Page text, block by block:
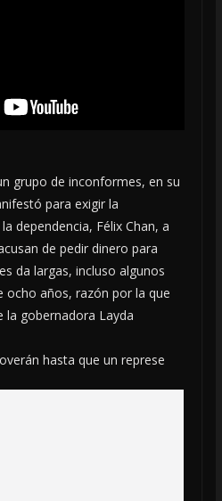
grupo de inconformes, en su
para exigir la
dependencia, Félix Chan, a
de pedir dinero para
da largas, incluso algunos
ocho años, razón por la que
la gobernadora Layda
hasta que un represe